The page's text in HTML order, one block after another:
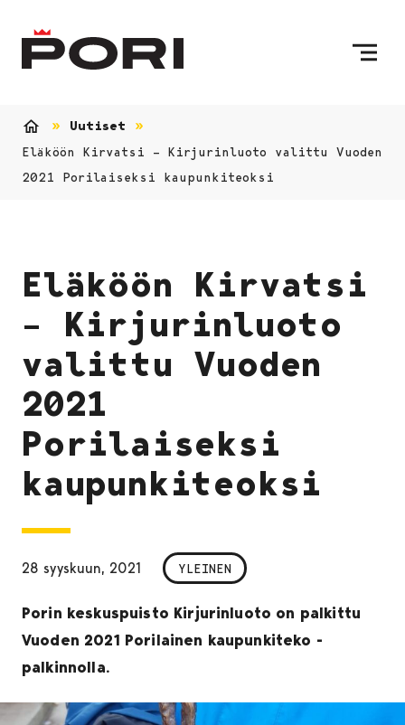
Uutiset
Eläköön Kirvatsi – Kirjurinluoto valittu Vuoden
2021 Porilaiseksi kaupunkiteoksi
Eläköön Kirvatsi
– Kirjurinluoto
valittu Vuoden
2021
Porilaiseksi
kaupunkiteoksi
28 syyskuun, 2021 YLEINEN
Porin keskuspuisto Kirjurinluoto on palkittu
Vuoden 2021 Porilainen kaupunkiteko -
palkinnolla.